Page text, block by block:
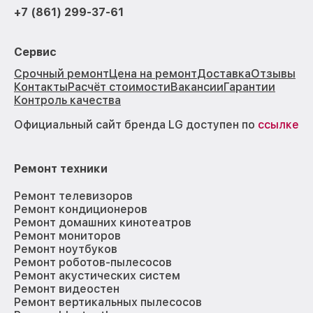
+7 (861) 299-37-61
Сервис
Срочный ремонтЦена на ремонтДоставкаОтзывы
КонтактыРасчёт стоимостиВакансииГарантии
Контроль качества
Официальный сайт бренда LG доступен по ссылке
Ремонт техники
Ремонт телевизоров
Ремонт кондиционеров
Ремонт домашних кинотеатров
Ремонт мониторов
Ремонт ноутбуков
Ремонт роботов-пылесосов
Ремонт акустических систем
Ремонт видеостен
Ремонт вертикальных пылесосов